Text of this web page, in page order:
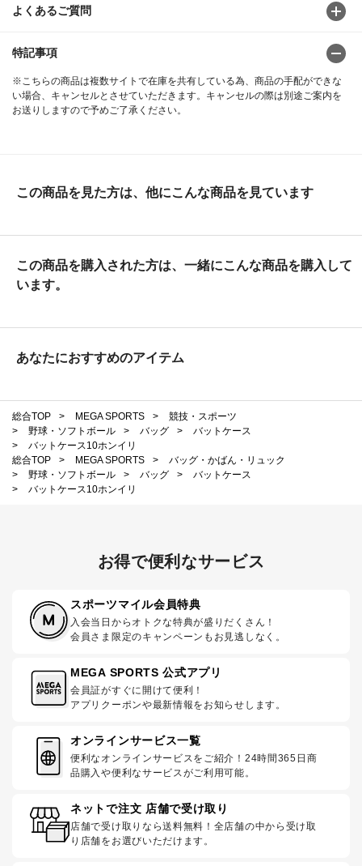
よくあるご質問
特記事項
※こちらの商品は複数サイトで在庫を共有している為、商品の手配ができな
い場合、キャンセルとさせていただきます。キャンセルの際は別途ご案内を
お送りしますので予めご了承ください。
この商品を見た方は、他にこんな商品を見ています
この商品を購入された方は、一緒にこんな商品を購入して
います。
あなたにおすすめのアイテム
総合TOP > MEGA SPORTS >
競技・スポーツ
>
野球・ソフトボール > バッグ >
バットケース
>
バットケース10ホンイリ
総合TOP
> MEGA SPORTS >
バッグ・かばん・リュック
>
野球・ソフトボール > バッグ >
バットケース
>
バットケース10ホンイリ
お得で便利なサービス
スポーツマイル会員特典
入会当日からオトクな特典が盛りだくさん！
会員さま限定のキャンペーンもお見逃しなく。
MEGA SPORTS 公式アプリ
会員証がすぐに開けて便利！
アプリクーポンや最新情報をお知らせします。
オンラインサービス一覧
便利なオンラインサービスをご紹介！24時間365日商
品購入や便利なサービスがご利用可能。
ネットで注文 店舗で受け取り
店舗で受け取りなら送料無料！全店舗の中から受け取
り店舗をお選びいただけます。